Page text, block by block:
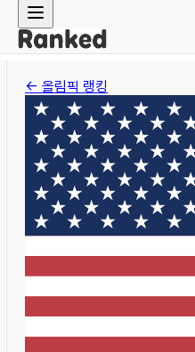
← 올림픽 랭킹